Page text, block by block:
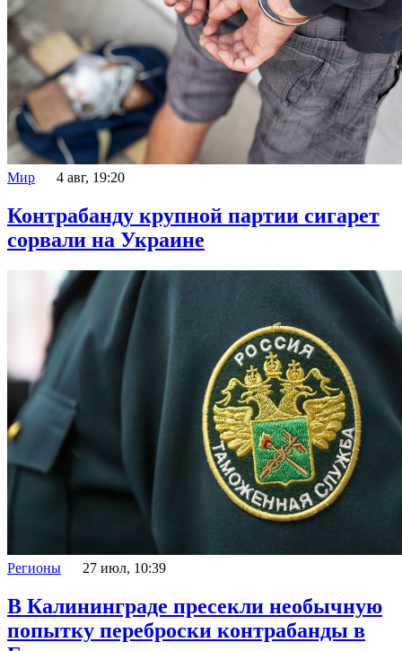
Мир 4 авг, 19:20
Контрабанду крупной партии сигарет
сорвали на Украине
Регионы 27 июл, 10:39
В Калининграде пресекли необычную
попытку переброски контрабанды в